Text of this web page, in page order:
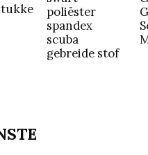
poliëster
spandex
scuba
gebreide stof